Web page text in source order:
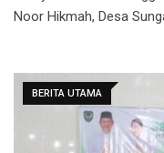
Noor Hikmah, Desa
BERITA UTAMA